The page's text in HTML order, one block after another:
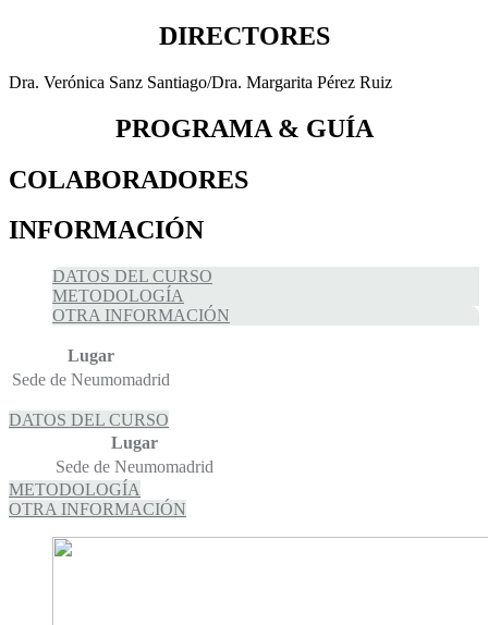
DIRECTORES
Dra. Verónica Sanz Santiago/Dra. Margarita Pérez Ruiz
PROGRAMA & GUÍA
COLABORADORES
INFORMACIÓN
DATOS DEL CURSO
METODOLOGÍA
OTRA INFORMACIÓN
Lugar
Sede de Neumomadrid
DATOS DEL CURSO
Lugar
Sede de Neumomadrid
METODOLOGÍA
OTRA INFORMACIÓN